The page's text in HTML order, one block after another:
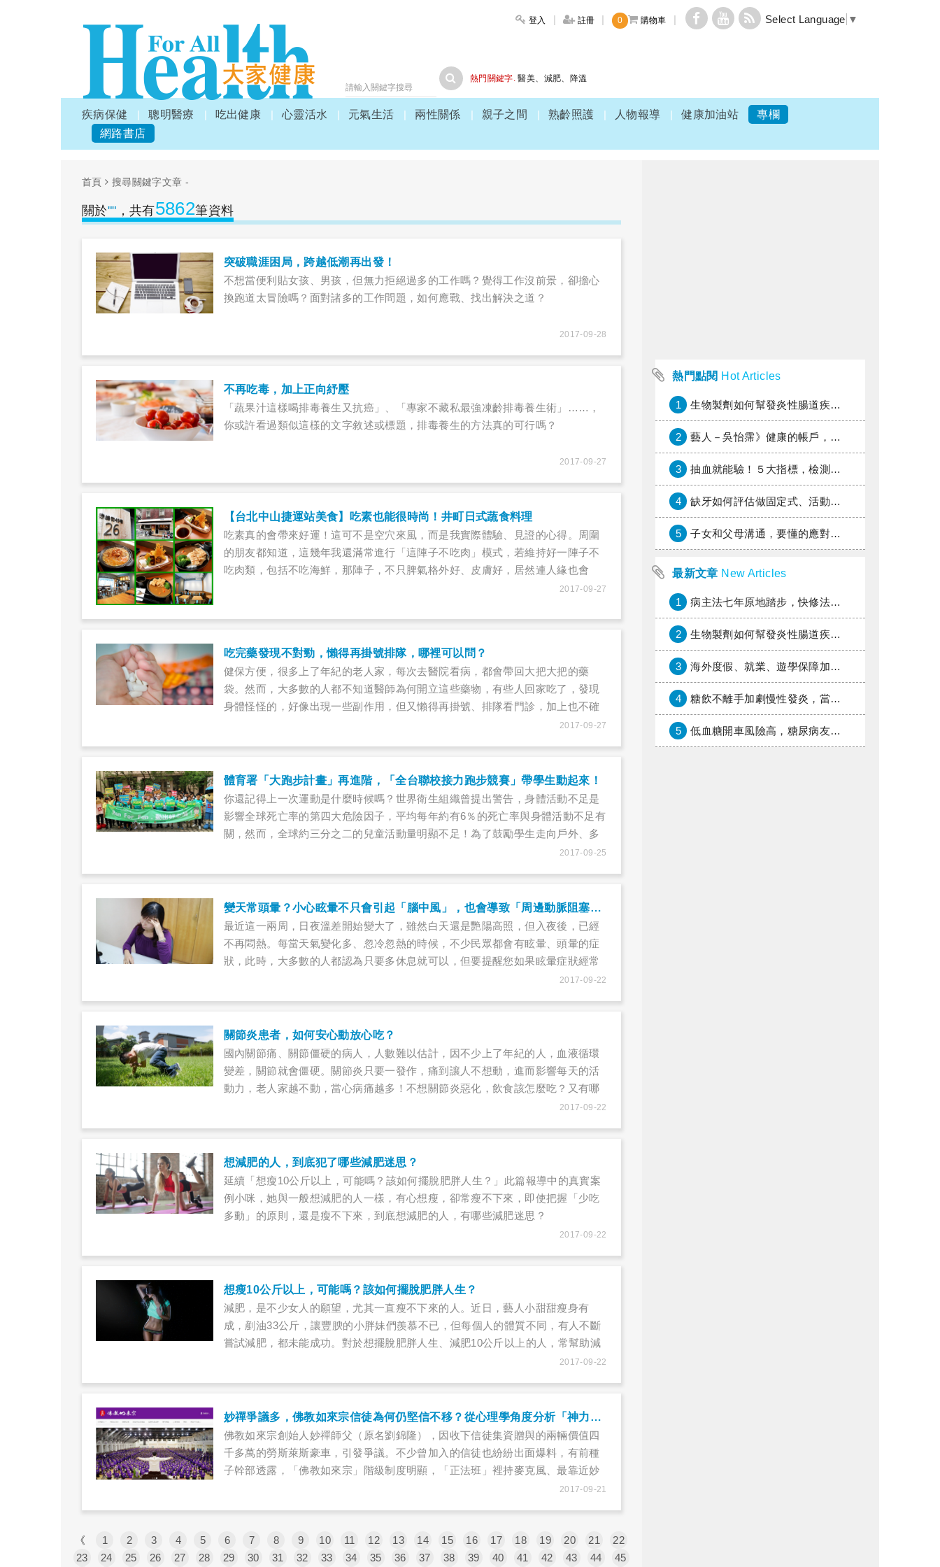
登入 註冊 0 購物車 Select Language ▼
熱門關鍵字. 醫美、 減肥、 降溫
疾病保健 聰明醫療 吃出健康 心靈活水 元氣生活 兩性關係 親子之間 熟齡照護 人物報導 健康加油站
專欄
網路書店
首頁 搜尋關鍵字文章 -
關於"" ，共有5862筆資料
突破職涯困局，跨越低潮再出發！
不想當便利貼女孩、男孩，但無力拒絕過多的工作嗎？覺得工作沒前景，卻擔心
換跑道太冒險嗎？面對諸多的工作問題，如何應戰、找出解決之道？
2017-09-28
不再吃毒，加上正向紓壓
「蔬果汁這樣喝排毒養生又抗癌」、「專家不藏私最強凍齡排毒養生術」……，
你或許看過類似這樣的文字敘述或標題，排毒養生的方法真的可行嗎？
2017-09-27
【台北中山捷運站美食】吃素也能很時尚！井町日式蔬食料理
吃素真的會帶來好運！這可不是空穴來風，而是我實際體驗、見證的心得。周圍
的朋友都知道，這幾年我還滿常進行「這陣子不吃肉」模式，若維持好一陣子不
吃肉類，包括不吃海鮮，那陣子，不只脾氣格外好、皮膚好，居然連人緣也會
2017-09-27
吃完藥發現不對勁，懶得再掛號排隊，哪裡可以問？
健保方便，很多上了年紀的老人家，每次去醫院看病，都會帶回大把大把的藥
袋。然而，大多數的人都不知道醫師為何開立這些藥物，有些人回家吃了，發現
身體怪怪的，好像出現一些副作用，但又懶得再掛號、排隊看門診，加上也不確
定是不是因為吃錯藥造成，因此常會對副作用視而不見。其實，對醫師開立的處
2017-09-27
體育署「大跑步計畫」再進階，「全台聯校接力跑步競賽」帶學生動起來！
你還記得上一次運動是什麼時候嗎？世界衛生組織曾提出警告，身體活動不足是
影響全球死亡率的第四大危險因子，平均每年約有6％的死亡率與身體活動不足有
關，然而，全球約三分之二的兒童活動量明顯不足！為了鼓勵學生走向戶外、多
運動，教育部體育署與董氏基金會自2015年起推廣校園大跑步計畫，如今邁入第
2017-09-25
變天常頭暈？小心眩暈不只會引起「腦中風」，也會導致「周邊動脈阻塞」！
最近這一兩周，日夜溫差開始變大了，雖然白天還是艷陽高照，但入夜後，已經
不再悶熱。每當天氣變化多、忽冷忽熱的時候，不少民眾都會有眩暈、頭暈的症
狀，此時，大多數的人都認為只要多休息就可以，但要提醒您如果眩暈症狀經常
發生，可能要提高警覺，因為國內研究發現，眩暈病人未來得到周邊動脈阻塞性
2017-09-22
關節炎患者，如何安心動放心吃？
國內關節痛、關節僵硬的病人，人數難以估計，因不少上了年紀的人，血液循環
變差，關節就會僵硬。關節炎只要一發作，痛到讓人不想動，進而影響每天的活
動力，老人家越不動，當心病痛越多！不想關節炎惡化，飲食該怎麼吃？又有哪
些運動適合關節炎患者增進關節活力？哪些動作容易造成傷害千萬要小心？本篇
2017-09-22
想減肥的人，到底犯了哪些減肥迷思？
延續「想瘦10公斤以上，可能嗎？該如何擺脫肥胖人生？」此篇報導中的真實案
例小咪，她與一般想減肥的人一樣，有心想瘦，卻常瘦不下來，即使把握「少吃
多動」的原則，還是瘦不下來，到底想減肥的人，有哪些減肥迷思？
2017-09-22
想瘦10公斤以上，可能嗎？該如何擺脫肥胖人生？
減肥，是不少女人的願望，尤其一直瘦不下來的人。近日，藝人小甜甜瘦身有
成，剷油33公斤，讓豐腴的小胖妹們羨慕不已，但每個人的體質不同，有人不斷
嘗試減肥，都未能成功。對於想擺脫肥胖人生、減肥10公斤以上的人，常幫助減
2017-09-22
妙禪爭議多，佛教如來宗信徒為何仍堅信不移？從心理學角度分析「神力」現象
佛教如來宗創始人妙禪師父（原名劉錦隆），因收下信徒集資贈與的兩輛價值四
千多萬的勞斯萊斯豪車，引發爭議。不少曾加入的信徒也紛紛出面爆料，有前種
子幹部透露，「佛教如來宗」階級制度明顯，「正法班」裡持麥克風、最靠近妙
禪的「護法」，必須由妙禪親自從各區的「精舍老師」挑選，而且都是律師、醫
2017-09-21
《 1 2 3 4 5 6 7 8 9 10 11 12 13 14 15 16 17 18 19 20 21
22
23
24 25 26 27 28 29 30 31 32 33 34 35 36 37 38 39 40 41 42 43 44
45
熱門點閱 Hot Articles
1 生物製劑如何幫發炎性腸道疾病患者抗潰瘍？治療進展與健保給付困境一次看
2 藝人－吳怡霈》健康的帳戶，年輕時別提光
3 抽血就能驗！５大指標，檢測身體是否發炎
4 缺牙如何評估做固定式、活動式假牙或植牙？
5 子女和父母溝通，要懂的應對藝術
最新文章 New Articles
1 病主法七年原地踏步，快修法讓病人自主決定善終
2 生物製劑如何幫發炎性腸道疾病患者抗潰瘍？治療進展與健保給付困境一次看
3 海外度假、就業、遊學保障加倍，富邦產險「一期逐夢」專案加碼遠距醫療與緊急救援
4 糖飲不離手加劇慢性發炎，當心老化與慢性病提早報到
5 低血糖開車風險高，糖尿病友上路必學的安全守則